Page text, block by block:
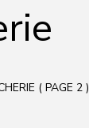
( PAGE 2 )